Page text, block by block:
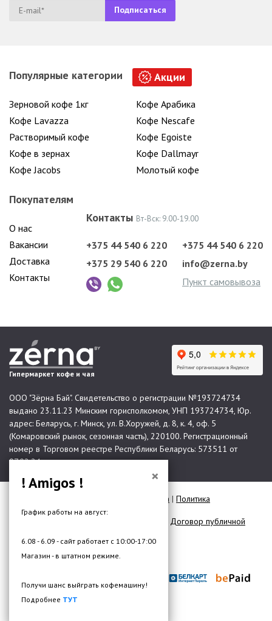
Популярные категории Акции
Зерновой кофе 1кг
Кофе Арабика
Кофе Lavazza
Кофе Nescafe
Растворимый кофе
Кофе Egoiste
Кофе в зернах
Кофе Dallmayr
Кофе Jacobs
Молотый кофе
Покупателям
О нас
Вакансии
Доставка
Контакты
Контакты Вт-Вск: 9.00-19.00
+375 44 540 6 220
+375 29 540 6 220
+375 44 540 6 220
info@zerna.by
Пункт самовывоза
Гипермаркет кофе и чая
ООО "Зёрна Бай". Свидетельство о регистрации №193724734
выдано 23.11.23 Минским горисполкомом, УНП 193724734, Юр.
адрес: Беларусь, г. Минск, ул. В.Хоружей, д. 8, к. 4, оф. 5
(Комаровский рынок, сезонная часть), 220100. Регистрационный
номер в Торговом реестре Республики Беларусь: 573511 от
07.02.24.
Карта сайта | Политика
конфиденциальности
Договор публичной
Разработка сайта —DMW.BY
×
! Amigos !
График работы на август:
6.08 - 6.09 - сайт работает с 10:00-17:00
Магазин - в штатном режиме.
Получи шанс выйграть кофемашину!
Подробнее ТУТ